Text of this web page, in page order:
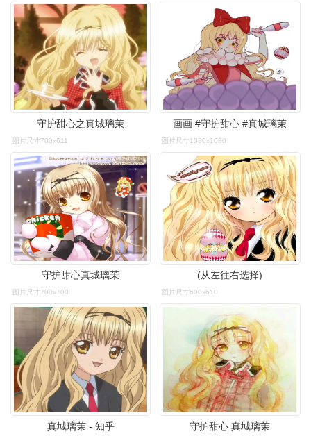
守护甜心之真城璃茉
图片尺寸700x611
画画 #守护甜心 #真城璃茉
图片尺寸1080x1080
守护甜心真城璃茉
图片尺寸700x700
(从左往右选择)
图片尺寸600x610
真城璃茉 - 知乎 守护甜心 真城璃茉